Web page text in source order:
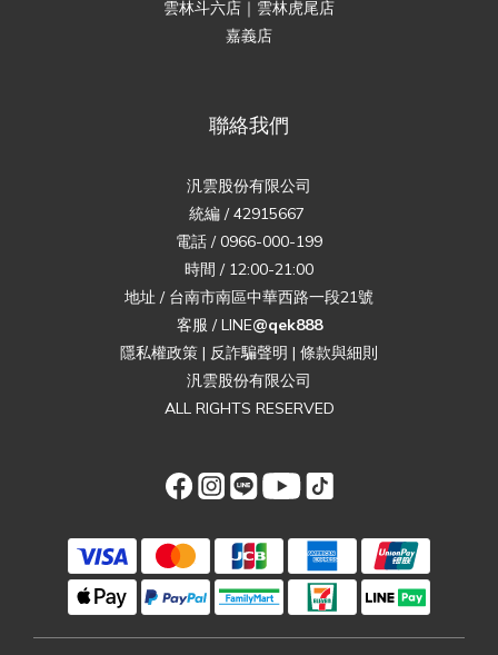
雲林斗六店｜雲林虎尾店
嘉義店
聯絡我們
汎雲股份有限公司
統編 / 42915667
電話 / 0966-000-199
時間 / 12:00-21:00
地址 / 台南市南區中華西路一段21號
客服 / LINE@qek888
隱私權政策 | 反詐騙聲明 | 條款與細則
汎雲股份有限公司
ALL RIGHTS RESERVED